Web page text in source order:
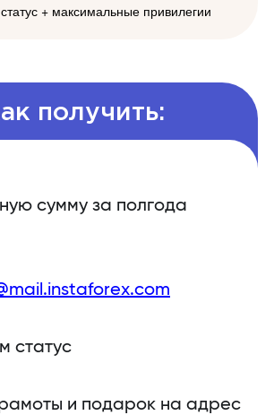
+ максимальные привилегии
получить:
сумму за полгода
статус
и подарок на адрес